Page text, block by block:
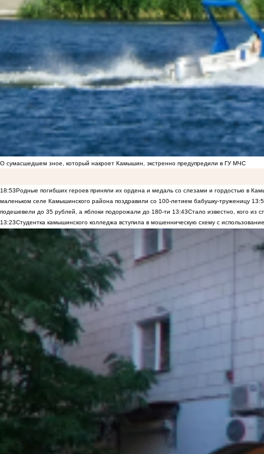
О сумасшедшем зное, который накроет Камышин, экстренно предупредили в ГУ МЧС
18:53Родные погибших героев приняли их ордена и медаль со слезами и гордостью в
маленьком селе Камышинского района поздравили со 100-летием бабушку-труженицу
подешевели до 35 рублей, а яблоки подорожали до 180-ти 13:43Стало известно, кого из
13:23Студентка камышинского колледжа вступила в мошенническую схему с